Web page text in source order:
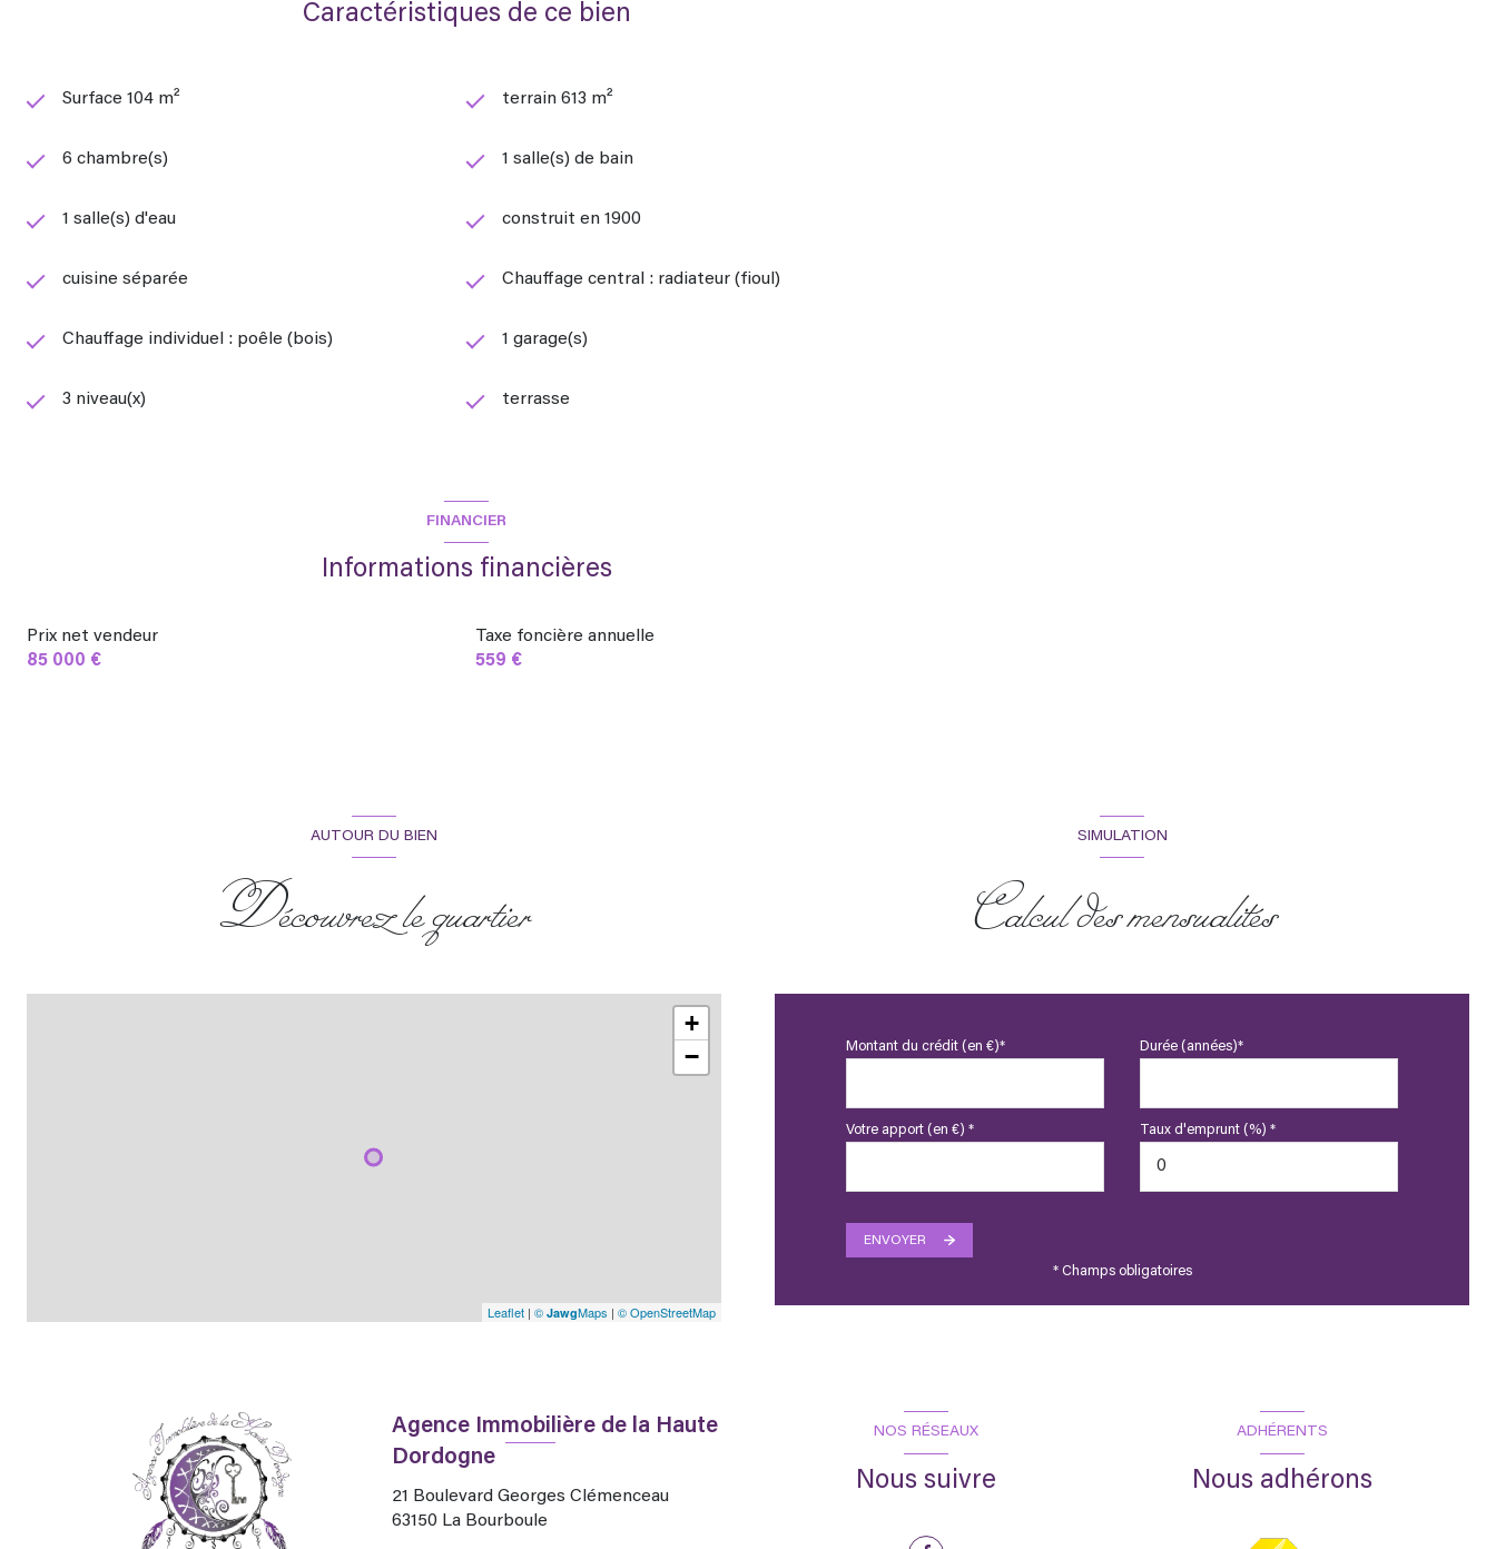
Caractéristiques de ce bien
Surface 104 m² terrain 613 m²
6 chambre(s) 1 salle(s) de bain
1 salle(s) d'eau construit en 1900
cuisine séparée Chauffage central : radiateur (fioul)
Chauffage individuel : poêle (bois) 1 garage(s)
3 niveau(x) terrasse
FINANCIER
Informations financières
Prix net vendeur
85 000 €
Taxe foncière annuelle
559 €
AUTOUR DU BIEN
Découvrez le quartier
+
−
Leaflet | © JawgMaps | © OpenStreetMap
SIMULATION
Calcul des mensualités
Montant du crédit (en €)* Durée (années)*
Votre apport (en €) * Taux d'emprunt (%) *
ENVOYER
* Champs obligatoires
Agence Immobilière de la Haute
Dordogne
21 Boulevard Georges Clémenceau
63150 La Bourboule
NOS RÉSEAUX
Nous suivre
ADHÉRENTS
Nous adhérons